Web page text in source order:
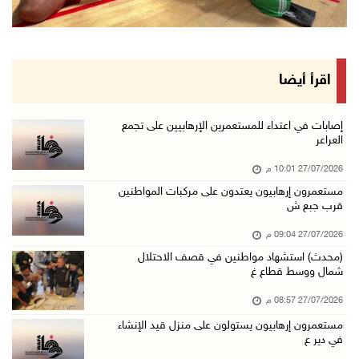
اقرأ أيضا
إصابات في اعتداء للمستعمرين الإرهابيين على تجمع
العراعر
27/07/2026 10:01 م
مستعمرون إرهابيون يعتدون على مركبات المواطنين
قرب جبع ش
27/07/2026 09:04 م
(محدث) استشهاد مواطنين في قصف الاحتلال
شمال ووسط قطاع غ
27/07/2026 08:57 م
مستعمرون إرهابيون يستولون على منزل قيد الإنشاء
في دير ع